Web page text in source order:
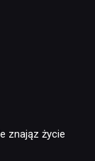
znająz życie